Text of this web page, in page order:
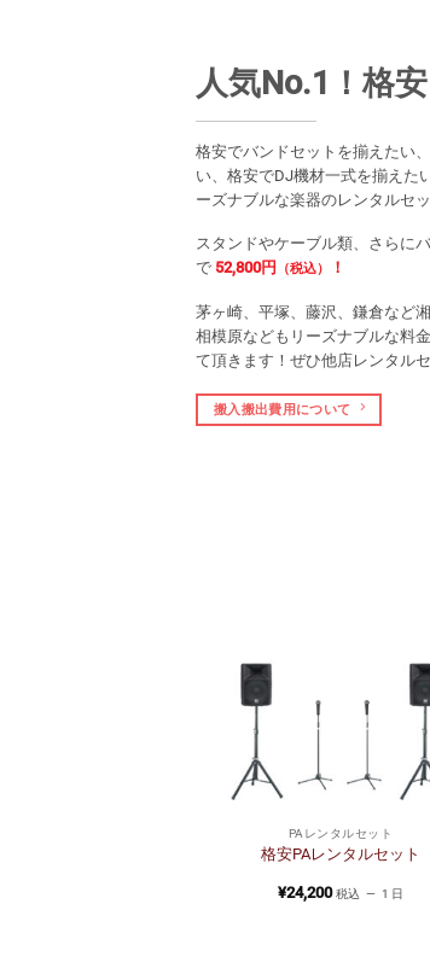
人気No.1！格
格安でバンドセットを揃えたい
い、格安でDJ機材一式を揃えた
ーズナブルな楽器のレンタルセ
スタンドやケーブル類、さらに
で 52,800円 （税込） ！
茅ヶ崎、平塚、藤沢、鎌倉など
相模原などもリーズナブルな料
て頂きます！ぜひ他店レンタル
搬入搬出費用について
PAレンタルセット
格安PAレンタルセット
¥24,200 税込 1 日